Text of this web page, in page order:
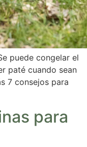
puede congelar el
paté cuando sean
7 consejos para
para